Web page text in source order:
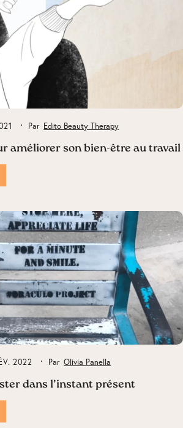
Par Edito Beauty Therapy
améliorer son bien-être au travail
2022 Par Olivia Panella
dans l’instant présent